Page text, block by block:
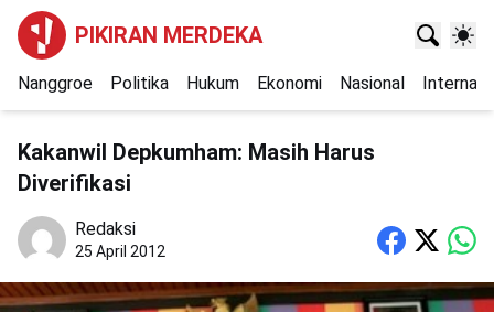
PIKIRAN MERDEKA
Nanggroe Politika Hukum Ekonomi Nasional
Kakanwil Depkumham: Masih Harus
Diverifikasi
Redaksi
25 April 2012